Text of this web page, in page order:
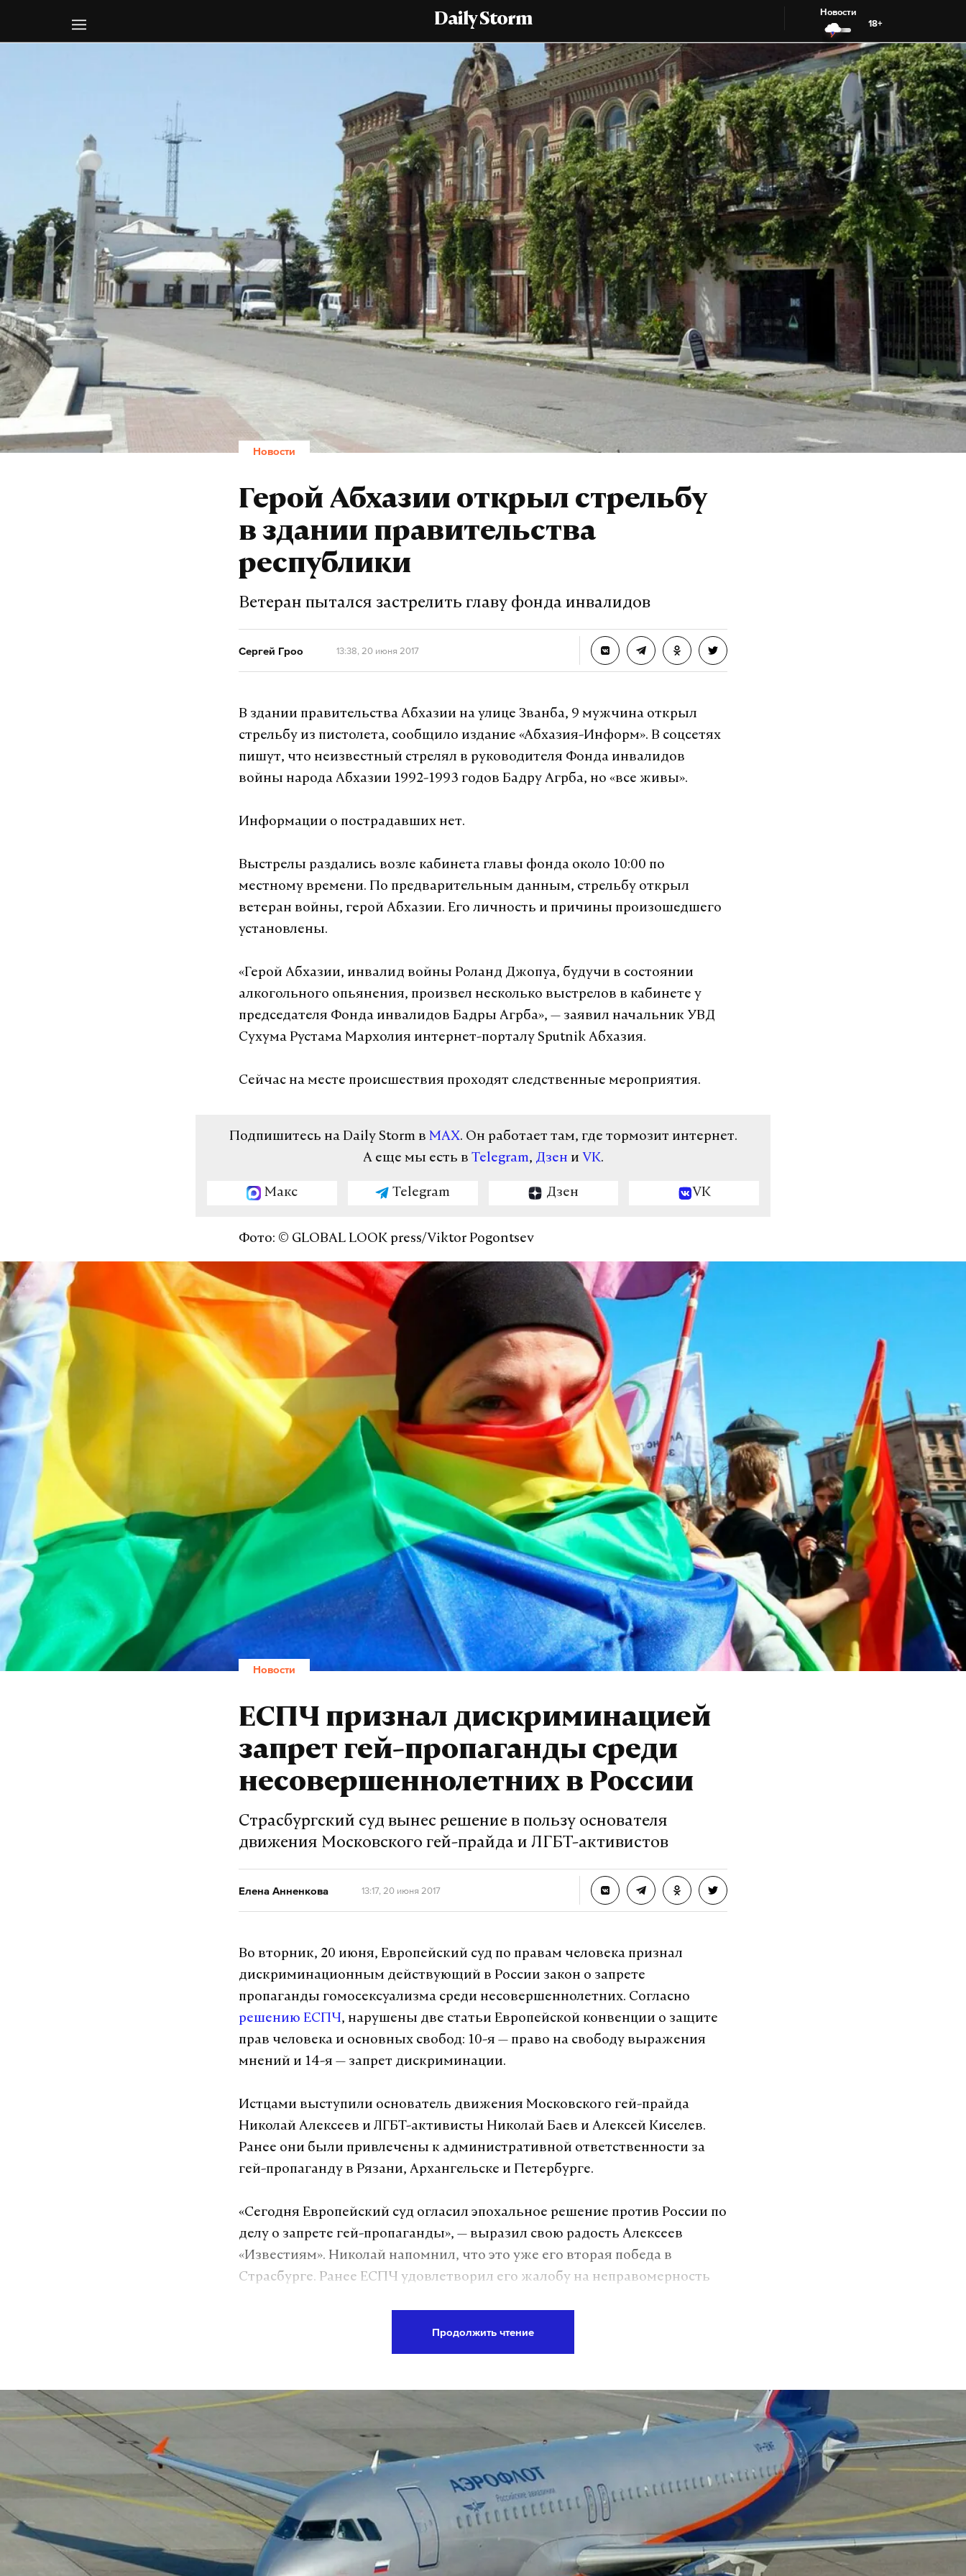
Daily Storm
Новости
18+
Новости
Герой Абхазии открыл стрельбу
в здании правительства
республики
Ветеран пытался застрелить главу фонда инвалидов
Сергей Гроо 13:38, 20 июня 2017
В здании правительства Абхазии на улице Званба, 9 мужчина открыл
стрельбу из пистолета, сообщило издание «Абхазия-Информ». В соцсетях
пишут, что неизвестный стрелял в руководителя Фонда инвалидов
войны народа Абхазии 1992-1993 годов Бадру Агрба, но «все живы».
Информации о пострадавших нет.
Выстрелы раздались возле кабинета главы фонда около 10:00 по
местному времени. По предварительным данным, стрельбу открыл
ветеран войны, герой Абхазии. Его личность и причины произошедшего
установлены.
«Герой Абхазии, инвалид войны Роланд Джопуа, будучи в состоянии
алкогольного опьянения, произвел несколько выстрелов в кабинете у
председателя Фонда инвалидов Бадры Агрба», — заявил начальник УВД
Сухума Рустама Мархолия интернет-порталу Sputnik Абхазия.
Сейчас на месте происшествия проходят следственные мероприятия.
Подпишитесь на Daily Storm в MAX. Он работает там, где тормозит интернет.
А еще мы есть в Telegram, Дзен и VK.
Макс Telegram Дзен VK
Фото: © GLOBAL LOOK press/Viktor Pogontsev
Новости
ЕСПЧ признал дискриминацией
запрет гей-пропаганды среди
несовершеннолетних в России
Страсбургский суд вынес решение в пользу основателя
движения Московского гей-прайда и ЛГБТ-активистов
Елена Анненкова 13:17, 20 июня 2017
Во вторник, 20 июня, Европейский суд по правам человека признал
дискриминационным действующий в России закон о запрете
пропаганды гомосексуализма среди несовершеннолетних. Согласно
решению ЕСПЧ, нарушены две статьи Европейской конвенции о защите
прав человека и основных свобод: 10-я — право на свободу выражения
мнений и 14-я — запрет дискриминации.
Истцами выступили основатель движения Московского гей-прайда
Николай Алексеев и ЛГБТ-активисты Николай Баев и Алексей Киселев.
Ранее они были привлечены к административной ответственности за
гей-пропаганду в Рязани, Архангельске и Петербурге.
«Сегодня Европейский суд огласил эпохальное решение против России по
делу о запрете гей-пропаганды», — выразил свою радость Алексеев
«Известиям». Николай напомнил, что это уже его вторая победа в
Страсбурге. Ранее ЕСПЧ удовлетворил его жалобу на неправомерность
Конституционного суда, который ранее отстаивал конституционность
запретов гей-пропаганды».
Все решило прецедентное право
Если проанализировать само решение ЕСПЧ и взять в расчет наличие и
реализацию прецедентного права в Европе, можно сделать такой вывод:
суд удовлетворил жалобу ЛГБТ-активистов, ориентируясь на примеры
Продолжить чтение